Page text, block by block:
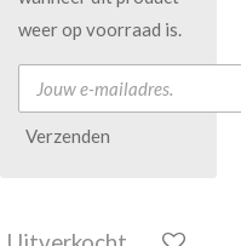
weer op voorraad is.
Verzenden